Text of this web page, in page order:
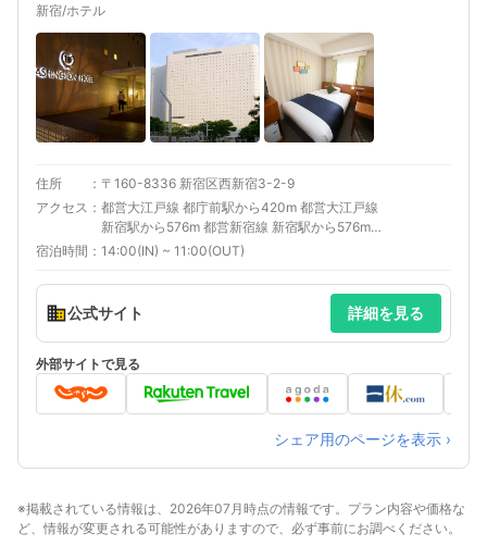
新宿/ホテル
住所
〒160-8336 新宿区西新宿3-2-9
アクセス
都営大江戸線 都庁前駅から420m 都営大江戸線
新宿駅から576m 都営新宿線 新宿駅から576m
京王新線 新線新宿駅から576m
宿泊時間 14:00(IN) ~ 11:00(OUT)
公式サイト 詳細を見る
外部サイトで見る
シェア用のページを表示 ›
※掲載されている情報は、2026年07月時点の情報です。プラン内容や価格な
ど、情報が変更される可能性がありますので、必ず事前にお調べください。